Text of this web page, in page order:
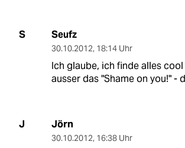
S Seufz
30.10.2012, 18:14 Uhr
Ich glaube, ich finde alles
ausser das "Shame on you!" -
J Jörn
30.10.2012, 16:38 Uhr